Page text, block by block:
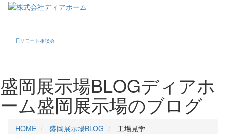
リモート相談会
盛岡展示場BLOGディアホ
ーム盛岡展示場のブログ
HOME 盛岡展示場BLOG 工場見学